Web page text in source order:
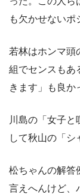
も欠かせないポ
若林はホンマ頭
組でセンスもあ
きます」も良か
川島の「女子
して秋山の「シ
松ちゃんの解答
言えへんけど、